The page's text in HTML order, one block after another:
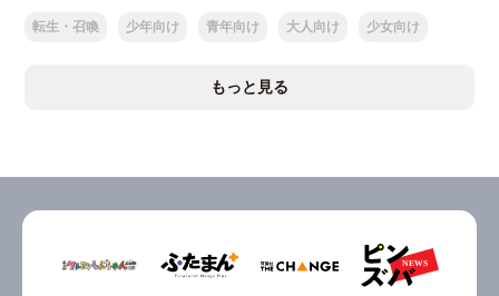
転生・召喚 少年向け 青年向け 大人向け 少女向け
もっと見る